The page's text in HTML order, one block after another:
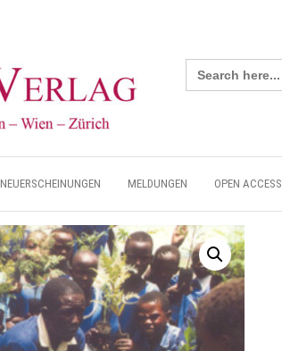
Search
for:
NEUERSCHEINUNGEN MELDUNGEN OPEN ACCESS